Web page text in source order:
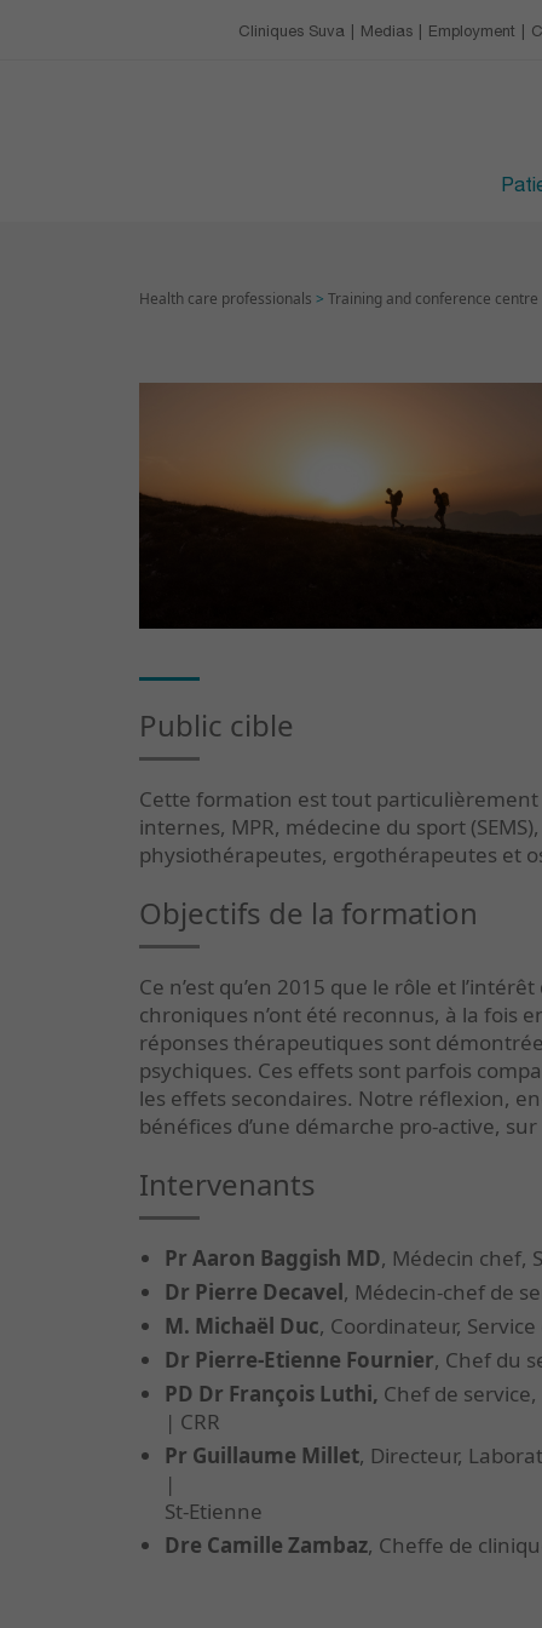
Cliniques Suva Medias Employment
Health care professionals > Training and conference centre
Public cible
Cette formation est tout
internes, MPR, médecine du sport
physiothérapeutes, ergothérapeutes et
Objectifs de la formation
Ce n’est qu’en 2015 que le rôle et
chroniques n’ont été reconnus, à la fois
réponses thérapeutiques sont
psychiques. Ces effets sont parfois
les effets secondaires. Notre réflexion,
bénéfices d’une démarche pro-active,
Intervenants
Pr Aaron Baggish MD, Médecin chef,
Dr Pierre Decavel, Médecin-chef de
M. Michaël Duc, Coordinateur,
Dr Pierre-Etienne Fournier, Chef du
PD Dr François Luthi, Chef de
| CRR
Pr Guillaume Millet, Directeur,
|
St-Etienne
Dre Camille Zambaz, Cheffe de